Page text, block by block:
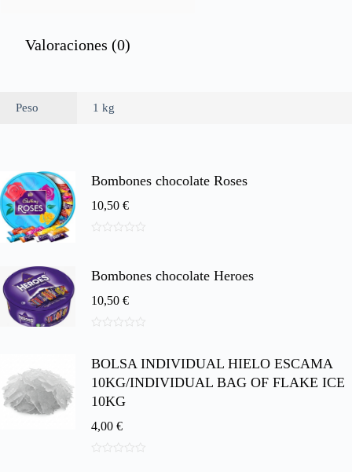
Valoraciones (0)
Peso 1 kg
Bombones chocolate Roses
10,50 €
5
Bombones chocolate Heroes
10,50 €
e
BOLSA INDIVIDUAL HIELO ESCAMA
10KG/INDIVIDUAL BAG OF FLAKE ICE
10KG
4,00 €